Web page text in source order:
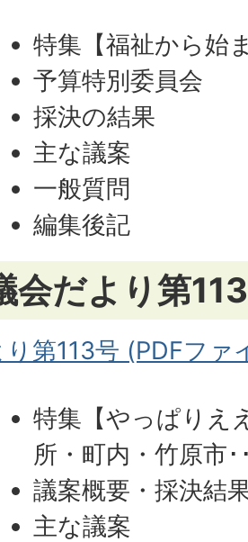
特集【福祉から始
予算特別委員会
採決の結果
主な議案
一般質問
編集後記
会だより第
第113号 (PDFファ
特集【やっぱりえ
所・町内・竹原市･
議案概要・採決結
主な議案